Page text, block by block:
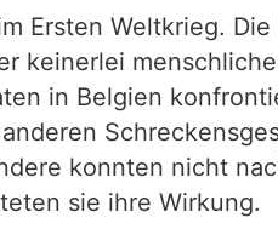
Ersten Weltkrieg.
keinerlei
in Belgien
konnten nicht
sie ihre Wirkung.